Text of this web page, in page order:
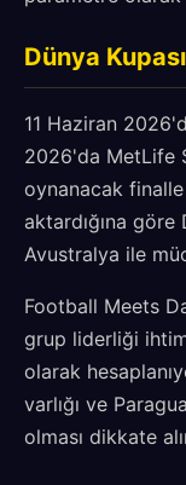
Dünya
11 Haziran
2026'da MetLife
oynanacak
aktardığına
Avustralya ile
Football Meets
grup liderliği
olarak
varlığı ve
olması dikkate